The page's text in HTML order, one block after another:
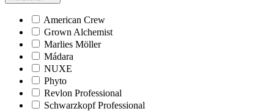
American Crew
Grown Alchemist
Marlies Möller
Mádara
NUXE
Phyto
Revlon Professional
Schwarzkopf Professional